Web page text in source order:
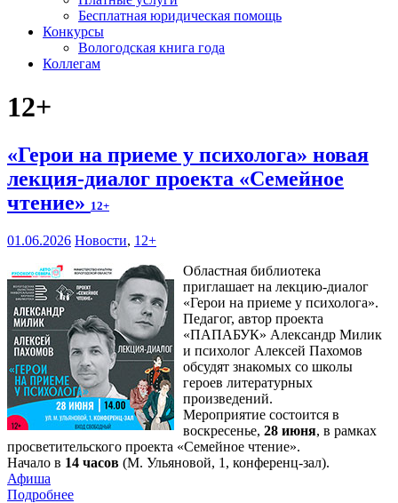
Бесплатная юридическая помощь
Конкурсы
Вологодская книга года
Коллегам
12+
«Герои на приеме у психолога» новая
лекция-диалог проекта «Семейное
чтение» 12+
01.06.2026 Новости, 12+
Областная библиотека
приглашает на лекцию-диалог
«Герои на приеме у психолога».
Педагог, автор проекта
«ПАПАБУК» Александр Милик
и психолог Алексей Пахомов
обсудят знакомых со школы
героев литературных
произведений.
Мероприятие состоится в
воскресенье, 28 июня, в рамках
просветительского проекта «Семейное чтение».
Начало в 14 часов (М. Ульяновой, 1, конференц-зал).
Афиша
Подробнее